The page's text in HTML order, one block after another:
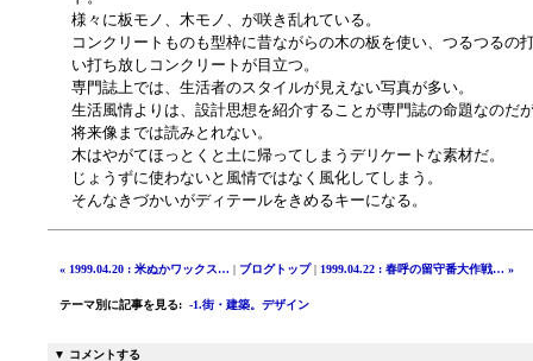
様々に板モノ、木モノ、が咲き乱れている。
コンクリートものも型枠に昔ながらの木の板を使い、つるつるの
い打ち放しコンクリートが目立つ。
専門誌上では、生活者のスタイルが見えない写真が多い。
生活風情よりは、設計思想を紹介することが専門誌の命題なのだ
将来像までは読みとれない。
木はやがてほっとくと土に帰ってしまうデリケートな素材だ。
じょうずに使わないと風情ではなく風化してしまう。
そんなきづかいがディテールをきめるキーになる。
« 1999.04.20 : 米ぬかワックス… | ブログトップ| 1999.04.22 : 春呼の留守番大作戦… »
テーマ別に記事を見る: -1.街・建築。デザイン
▼ コメントする